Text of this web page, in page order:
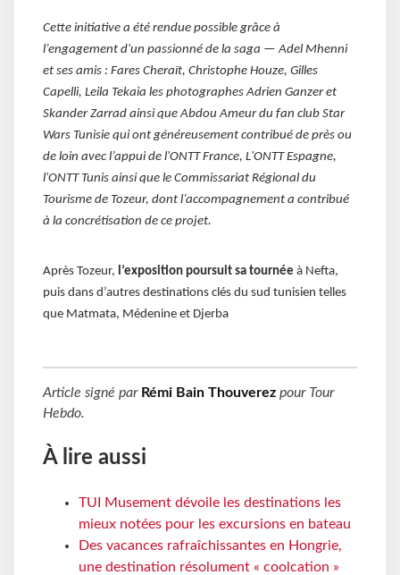
Cette initiative a été rendue possible grâce à
l’engagement d'un passionné de la saga — Adel Mhenni
et ses amis : Fares Cheraït, Christophe Houze, Gilles
Capelli, Leila Tekaia les photographes Adrien Ganzer et
Skander Zarrad ainsi que Abdou Ameur du fan club Star
Wars Tunisie qui ont généreusement contribué de près ou
de loin avec l’appui de l'ONTT France, L'ONTT Espagne,
l'ONTT Tunis ainsi que le Commissariat Régional du
Tourisme de Tozeur, dont l’accompagnement a contribué
à la concrétisation de ce projet.
Après Tozeur, l’exposition poursuit sa tournée à Nefta,
puis dans d’autres destinations clés du sud tunisien telles
que Matmata, Médenine et Djerba
Article signé par Rémi Bain Thouverez pour Tour
Hebdo.
À lire aussi
TUI Musement dévoile les destinations les
mieux notées pour les excursions en bateau
Des vacances rafraîchissantes en Hongrie,
une destination résolument « coolcation »